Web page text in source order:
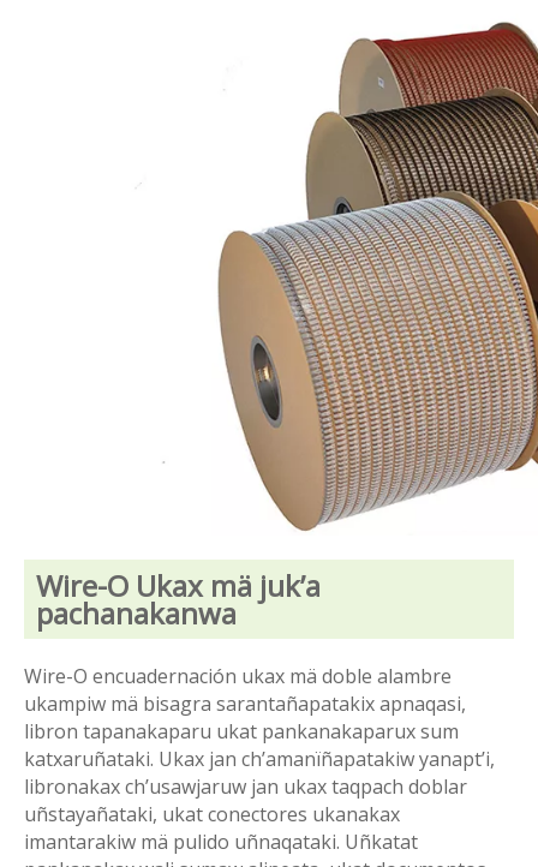
Wire-O Ukax mä juk’a
pachanakanwa
Wire-O encuadernación ukax mä doble alambre
ukampiw mä bisagra sarantañapatakix apnaqasi,
libron tapanakaparu ukat pankanakaparux sum
katxaruñataki. Ukax jan ch’amanïñapatakiw yanapt’i,
libronakax ch’usawjaruw jan ukax taqpach doblar
uñstayañataki, ukat conectores ukanakax
imantarakiw mä pulido uñnaqataki. Uñkatat